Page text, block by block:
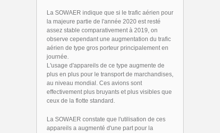
La SOWAER indique que si le trafic aérien pour
la majeure partie de l'année 2020 est resté
assez stable comparativement à 2019, on
observe cependant une augmentation du trafic
aérien de type gros porteur principalement en
journée.
L'usage d'appareils de ce type augmente de
plus en plus pour le transport de marchandises,
au niveau mondial. Ces avions sont
effectivement plus bruyants et plus visibles que
ceux de la flotte standard.
La SOWAER constate que l'utilisation de ces
appareils a augmenté d'une part pour la